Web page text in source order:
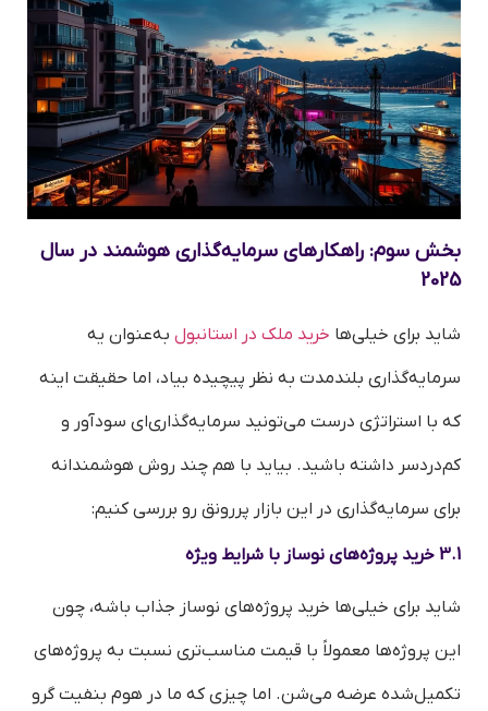
بخش سوم: راهکارهای سرمایه‌گذاری هوشمند در سال
2025
شاید برای خیلی‌ها خرید ملک در استانبول به‌عنوان یه
سرمایه‌گذاری بلندمدت به نظر پیچیده بیاد، اما حقیقت اینه
که با استراتژی درست می‌تونید سرمایه‌گذاری‌ای سودآور و
کم‌دردسر داشته باشید. بیاید با هم چند روش هوشمندانه
برای سرمایه‌گذاری در این بازار پررونق رو بررسی کنیم:
3.1 خرید پروژه‌های نوساز با شرایط ویژه
شاید برای خیلی‌ها خرید پروژه‌های نوساز جذاب باشه، چون
این پروژه‌ها معمولاً با قیمت مناسب‌تری نسبت به پروژه‌های
تکمیل‌شده عرضه می‌شن. اما چیزی که ما در هوم بنفیت گرو